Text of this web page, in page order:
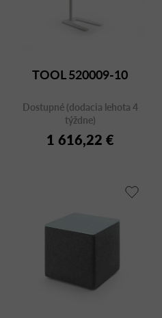
TOOL 520009-10
Dostupné (dodacia lehota 4
týždne)
1 616,22 €